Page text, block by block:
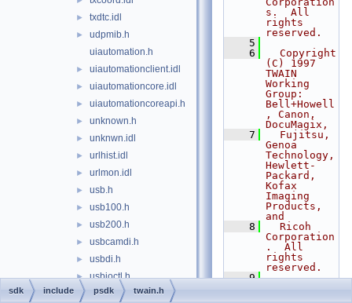
► txdtc.idl
►
udpmib.h
uiautomation.h
► uiautomationclient.idl
► uiautomationcore.idl
► uiautomationcoreapi.h
► unknown.h
► unknwn.idl
► urlhist.idl
► urlmon.idl
► usb.h
► usb100.h
► usb200.h
► usbcamdi.h
► usbdi.h
► usbioctl.h
► usbiodef.h
s.  All
rights
reserved.
    5
    6
  Copyright
(C) 1997
TWAIN
Working
Group:
Bell+Howell
, Canon,
DocuMagix,
    7
  Fujitsu,
Genoa
Technology,
Hewlett-
Packard,
Kofax
Imaging
Products,
and
    8
  Ricoh
Corporation
.  All
rights
reserved.
    9
sdk include psdk twain.h